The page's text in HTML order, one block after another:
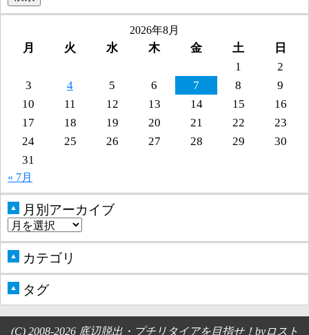
2026年8月
月 火 水 木 金 土
日
1
2
3
4 5 6 7 8
9
10
11 12 13 14 15
16
17
18 19 20 21 22
23
24
25 26 27 28 29
30
31
« 7月
▲ 月別アーカイブ
▲ カテゴリ
▲ タグ
(C) 2008-2026 底辺脱出・プチリタイアを目指せ！byロスト